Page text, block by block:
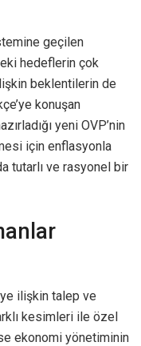
geçilen
hedeflerin çok
beklentilerin de
konuşan
yeni OVP’nin
için enflasyonla
tutarlı ve rasyonel bir
ilişkin talep ve
kesimleri ile özel
ekonomi yönetiminin